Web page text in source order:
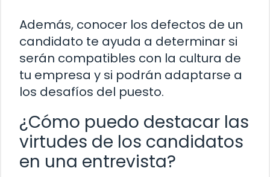
Además, conocer los defectos de un
candidato te ayuda a determinar si
serán compatibles con la cultura de
tu empresa y si podrán adaptarse a
los desafíos del puesto.
¿Cómo puedo destacar las
virtudes de los candidatos
en una entrevista?